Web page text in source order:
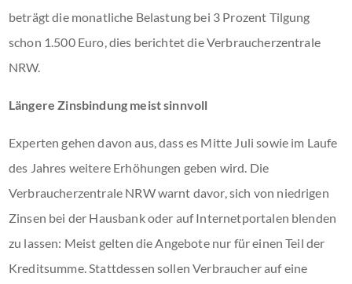
beträgt die monatliche Belastung bei 3 Prozent Tilgung
schon 1.500 Euro, dies berichtet die Verbraucherzentrale
NRW.
Längere Zinsbindung meist sinnvoll
Experten gehen davon aus, dass es Mitte Juli sowie im Laufe
des Jahres weitere Erhöhungen geben wird. Die
Verbraucherzentrale NRW warnt davor, sich von niedrigen
Zinsen bei der Hausbank oder auf Internetportalen blenden
zu lassen: Meist gelten die Angebote nur für einen Teil der
Kreditsumme. Stattdessen sollen Verbraucher auf eine